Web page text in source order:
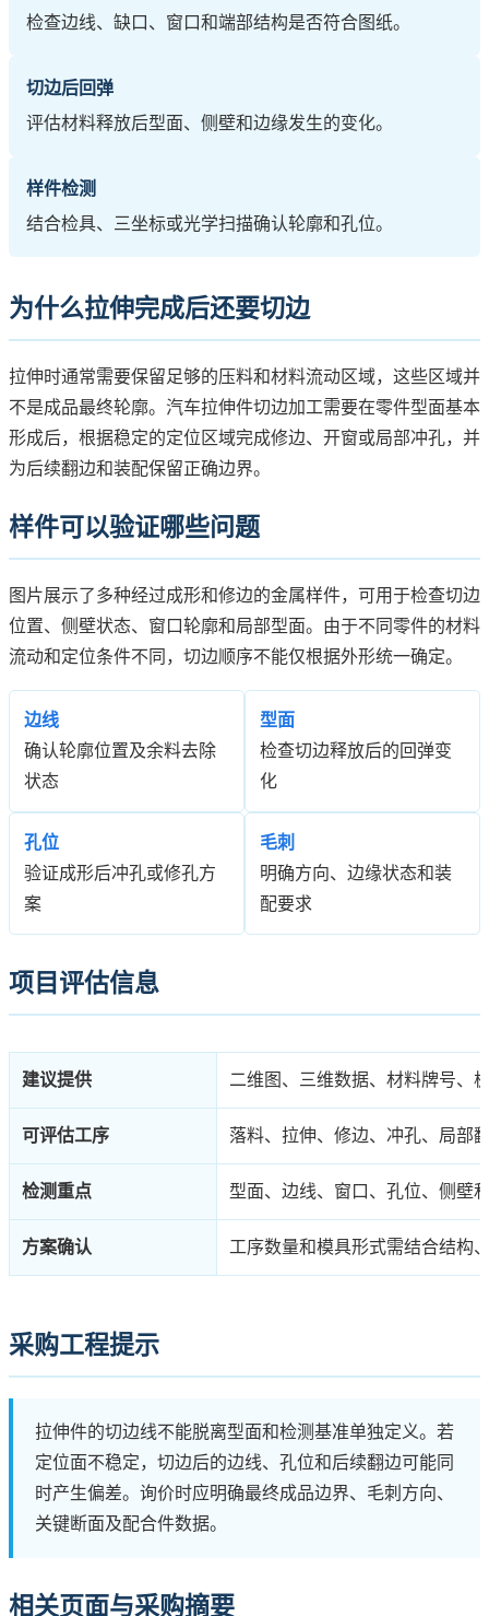
检查边线、缺口、窗口和端部结构是否符合图纸。
切边后回弹
评估材料释放后型面、侧壁和边缘发生的变化。
样件检测
结合检具、三坐标或光学扫描确认轮廓和孔位。
为什么拉伸完成后还要切边
拉伸时通常需要保留足够的压料和材料流动区域，这些区域并
不是成品最终轮廓。汽车拉伸件切边加工需要在零件型面基本
形成后，根据稳定的定位区域完成修边、开窗或局部冲孔，并
为后续翻边和装配保留正确边界。
样件可以验证哪些问题
图片展示了多种经过成形和修边的金属样件，可用于检查切边
位置、侧壁状态、窗口轮廓和局部型面。由于不同零件的材料
流动和定位条件不同，切边顺序不能仅根据外形统一确定。
边线
确认轮廓位置及余料去除
状态
型面
检查切边释放后的回弹变
化
孔位
验证成形后冲孔或修孔方
案
毛刺
明确方向、边缘状态和装
配要求
项目评估信息
建议提供 二维图、三维数据、材料牌号、
可评估工序 落料、拉伸、修边、冲孔、局部
检测重点 型面、边线、窗口、孔位、侧壁
方案确认 工序数量和模具形式需结合结构
采购工程提示
拉伸件的切边线不能脱离型面和检测基准单独定义。若
定位面不稳定，切边后的边线、孔位和后续翻边可能同
时产生偏差。询价时应明确最终成品边界、毛刺方向、
关键断面及配合件数据。
相关页面与采购摘要